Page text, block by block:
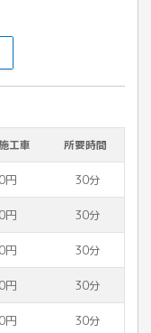
工車 所要時間
円 30分
円 30分
円 30分
円 30分
円 30分